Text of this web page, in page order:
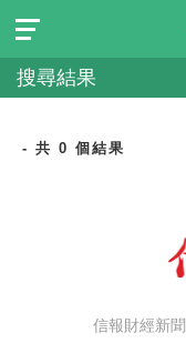
搜尋結果
- 共 0 個結果
信報財經新